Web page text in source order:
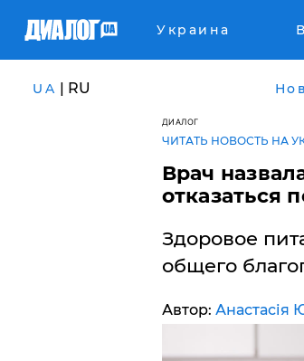
Украина
UA | RU
ДИАЛОГ
ЧИТАТЬ НОВОСТЬ НА
Врач
отказаться
​Здоровое
общего
Автор: Анастасія